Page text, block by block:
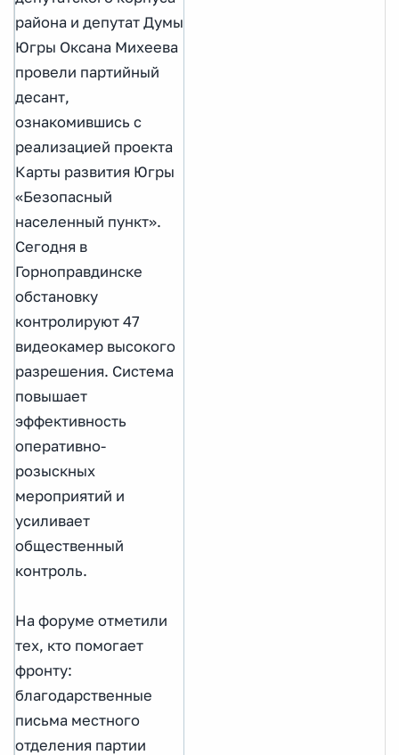
района и депутат Думы
Югры Оксана Михеева
провели партийный
десант,
ознакомившись с
реализацией проекта
Карты развития Югры
«Безопасный
населенный пункт».
Сегодня в
Горноправдинске
обстановку
контролируют 47
видеокамер высокого
разрешения. Система
повышает
эффективность
оперативно-
розыскных
мероприятий и
усиливает
общественный
контроль.
На форуме отметили
тех, кто помогает
фронту:
благодарственные
письма местного
отделения партии